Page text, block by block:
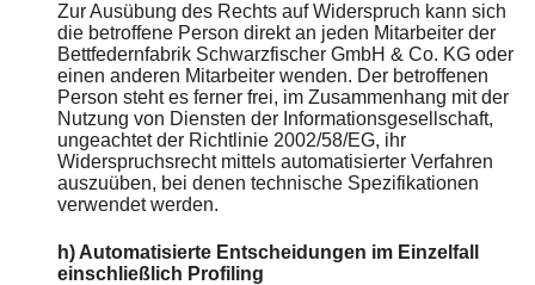
Zur Ausübung des Rechts auf Widerspruch kann sich
die betroffene Person direkt an jeden Mitarbeiter der
Bettfedernfabrik Schwarzfischer GmbH & Co. KG oder
einen anderen Mitarbeiter wenden. Der betroffenen
Person steht es ferner frei, im Zusammenhang mit der
Nutzung von Diensten der Informationsgesellschaft,
ungeachtet der Richtlinie 2002/58/EG, ihr
Widerspruchsrecht mittels automatisierter Verfahren
auszuüben, bei denen technische Spezifikationen
verwendet werden.
h) Automatisierte Entscheidungen im Einzelfall
einschließlich Profiling